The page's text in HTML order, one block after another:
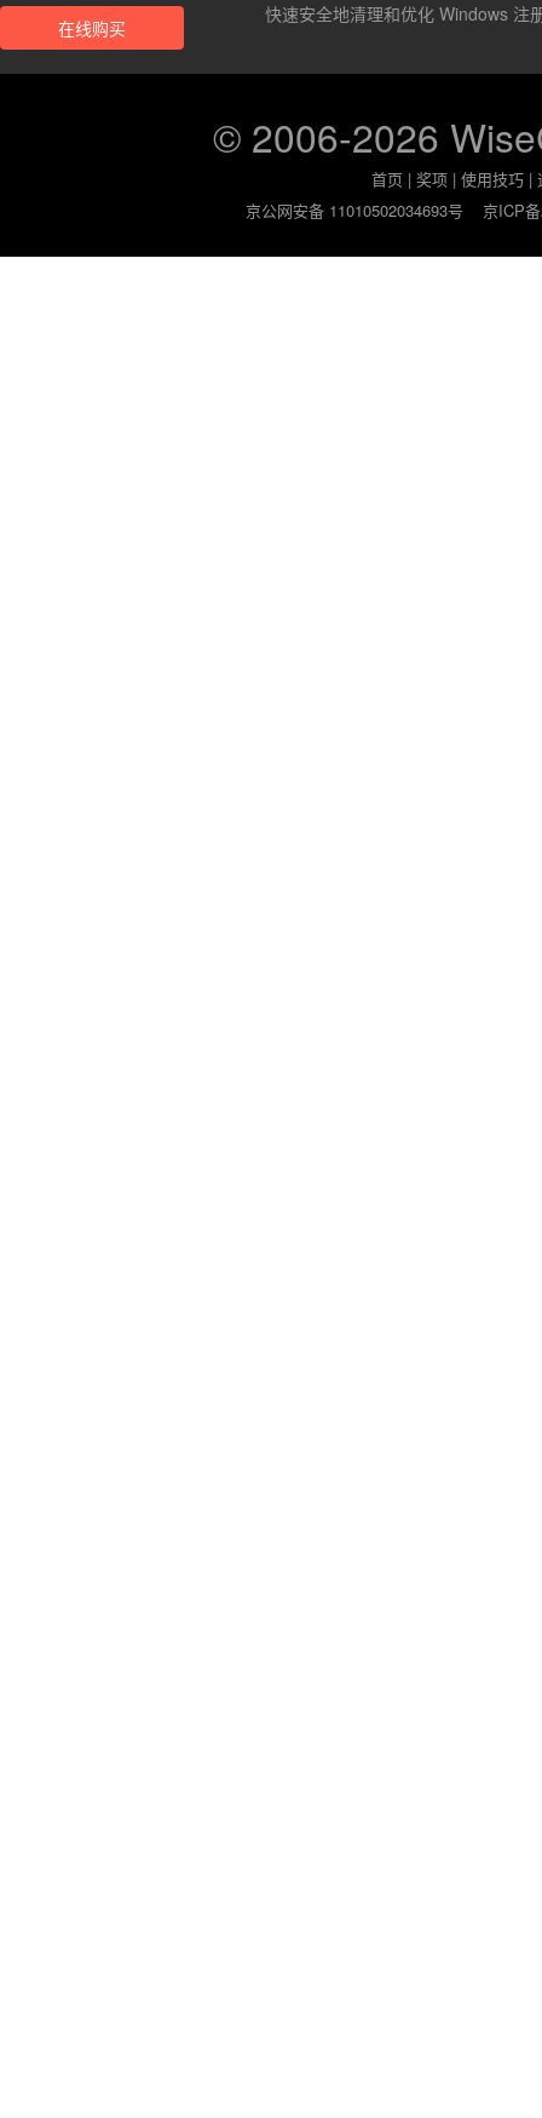
在线购买
快速安全地清理和优化 Windows 注
© 2006-2026
首页 |奖项 |使用技巧 |
京公网安备 11010502034693号
京ICP